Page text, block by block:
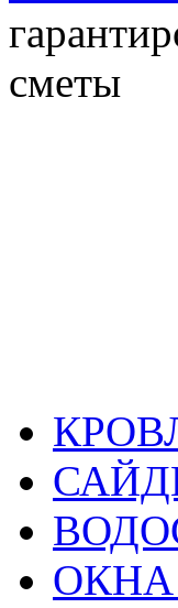
сметы